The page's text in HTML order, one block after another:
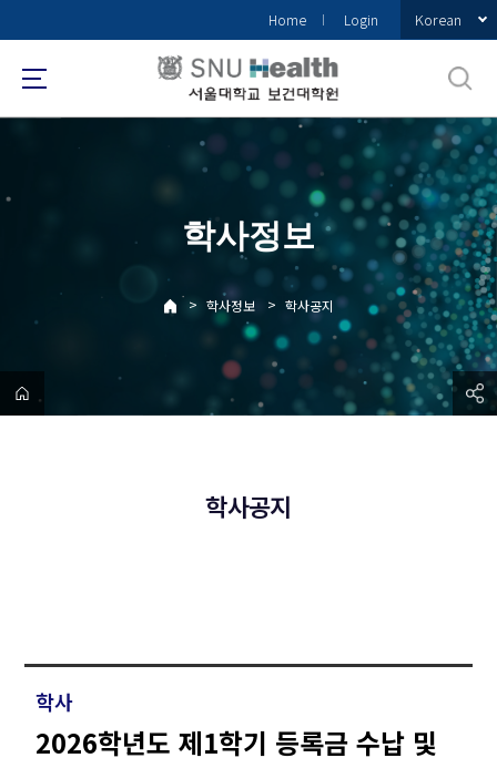
로
메
Home Login Korean
학사정보
> 학사정보 > 학사공지
학사공지
학사
2026학년도 제1학기 등록금 수납 및